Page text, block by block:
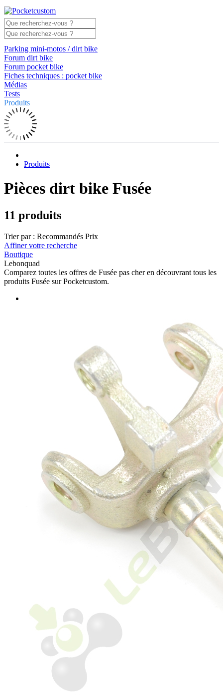
Parking mini-motos / dirt bike
Forum dirt bike
Forum pocket bike
Fiches techniques : pocket bike
Médias
Tests
Produits
Produits
Pièces dirt bike Fusée
11 produits
Trier par : Recommandés Prix
Affiner votre recherche
Boutique
Lebonquad
Comparez toutes les offres de Fusée pas cher en découvrant tous les
produits Fusée sur Pocketcustom.